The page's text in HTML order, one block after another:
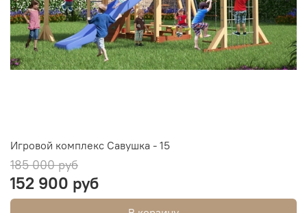
Игровой комплекс Савушка - 15
185 000 руб
152 900 руб